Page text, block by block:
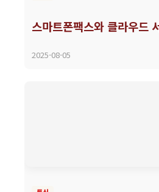
스마트폰팩스와 클라우드
2025-08-05